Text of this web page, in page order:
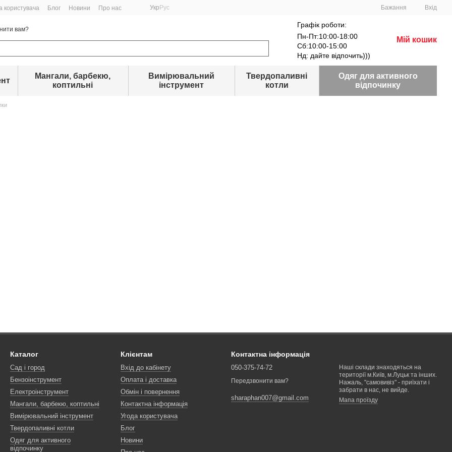
користувача Блог Новини Про нас Укр Рус Бажання Вхід
вам?
Графік роботи:
Пн-Пт:10:00-18:00
Сб:10:00-15:00
Нд: дайте відпочить)))
Мій кошик
Мангали, барбекю,
коптильні
Вимірювальний
інструмент
Твердопаливні
котли
Одяг для активного
відпочинку
Каталог
Сад і город
Бензоінструмент
Електроінструмент
Мангали, барбекю, коптильні
Вимірювальний інструмент
Твердопаливні котли
Одяг для активного
відпочинку
Клієнтам
Вхід до кабінету
Оплата і доставка
Обмін і повернення
Контактна інформація
Угода користувача
Блог
Новини
Контактна інформація
050-375-74-72
Передзвонити вам?
sharaphan007@gmail.com
Наші склади знаходяться на
території м.Київ, м.Луцьк та інших.
Нажаль, "самовивіз" - приїхати і
забрати в нас, не вийде.
Мапа проїзду